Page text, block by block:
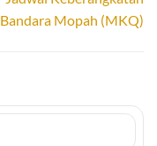
Bandara Mopah (MKQ)